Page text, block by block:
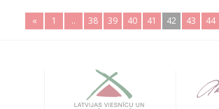
« 1 .. 38 39 40 41 42 43 44